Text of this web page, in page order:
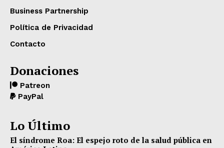
Business Partnership
Política de Privacidad
Contacto
Donaciones
Patreon
PayPal
Lo Último
El síndrome Roa: El espejo roto de la salud pública en